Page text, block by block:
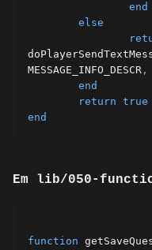
end
else
MESSAGE_INFO_DESCR ,
end
return true
end
Em lib/050-
function